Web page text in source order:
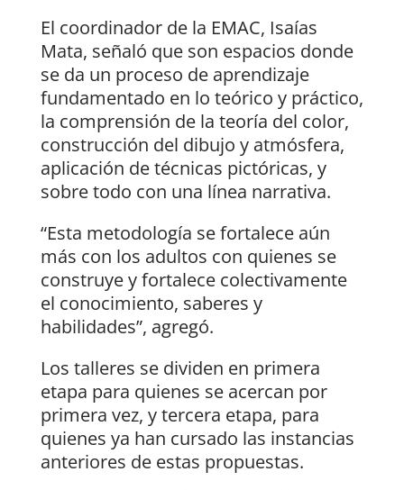
El coordinador de la EMAC, Isaías
Mata, señaló que son espacios donde
se da un proceso de aprendizaje
fundamentado en lo teórico y práctico,
la comprensión de la teoría del color,
construcción del dibujo y atmósfera,
aplicación de técnicas pictóricas, y
sobre todo con una línea narrativa.
“Esta metodología se fortalece aún
más con los adultos con quienes se
construye y fortalece colectivamente
el conocimiento, saberes y
habilidades”, agregó.
Los talleres se dividen en primera
etapa para quienes se acercan por
primera vez, y tercera etapa, para
quienes ya han cursado las instancias
anteriores de estas propuestas.